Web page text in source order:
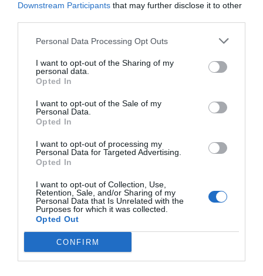
Downstream Participants that may further disclose it to other
Personal Data Processing Opt Outs
I want to opt-out of the Sharing of my
personal data.
Opted In
I want to opt-out of the Sale of my
Personal Data.
Opted In
I want to opt-out of processing my
Personal Data for Targeted Advertising.
Opted In
I want to opt-out of Collection, Use,
Retention, Sale, and/or Sharing of my
Personal Data that Is Unrelated with the
Purposes for which it was collected.
Opted Out
CONFIRM